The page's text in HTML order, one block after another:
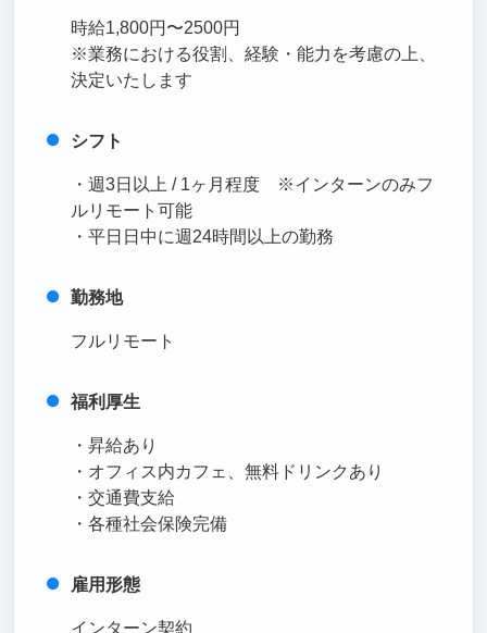
時給1,800円〜2500円
※業務における役割、経験・能力を考慮の上、
決定いたします
シフト
・週3日以上 / 1ヶ月程度 ※インターンのみフ
ルリモート可能
・平日日中に週24時間以上の勤務
勤務地
フルリモート
福利厚生
・昇給あり
・オフィス内カフェ、無料ドリンクあり
・交通費支給
・各種社会保険完備
雇用形態
インターン契約